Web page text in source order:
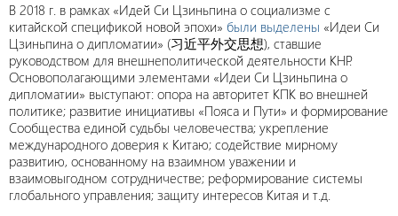
В 2018 г. в рамках «Идей Си Цзиньпина о социализме с
китайской спецификой новой эпохи» были выделены «Идеи Си
Цзиньпина о дипломатии» (习近平外交思想), ставшие
руководством для внешнеполитической деятельности КНР.
Основополагающими элементами «Идеи Си Цзиньпина о
дипломатии» выступают: опора на авторитет КПК во внешней
политике; развитие инициативы «Пояса и Пути» и формирование
Сообщества единой судьбы человечества; укрепление
международного доверия к Китаю; содействие мирному
развитию, основанному на взаимном уважении и
взаимовыгодном сотрудничестве; реформирование системы
глобального управления; защиту интересов Китая и т.д.